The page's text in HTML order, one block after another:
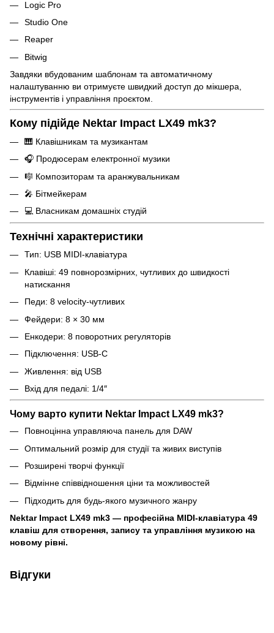
Logic Pro
Studio One
Reaper
Bitwig
Завдяки вбудованим шаблонам та автоматичному
налаштуванню ви отримуєте швидкий доступ до мікшера,
інструментів і управління проєктом.
Кому підійде Nektar Impact LX49 mk3?
🎹 Клавішникам та музикантам
🎧 Продюсерам електронної музики
🎼 Композиторам та аранжувальникам
🎤 Бітмейкерам
💻 Власникам домашніх студій
Технічні характеристики
Тип: USB MIDI-клавіатура
Клавіші: 49 повнорозмірних, чутливих до швидкості
натискання
Педи: 8 velocity-чутливих
Фейдери: 8 × 30 мм
Енкодери: 8 поворотних регуляторів
Підключення: USB-C
Живлення: від USB
Вхід для педалі: 1/4″
Чому варто купити Nektar Impact LX49 mk3?
Повноцінна управляюча панель для DAW
Оптимальний розмір для студії та живих виступів
Розширені творчі функції
Відмінне співвідношення ціни та можливостей
Підходить для будь-якого музичного жанру
Nektar Impact LX49 mk3 — професійна MIDI-клавіатура 49
клавіш для створення, запису та управління музикою на
новому рівні.
Відгуки